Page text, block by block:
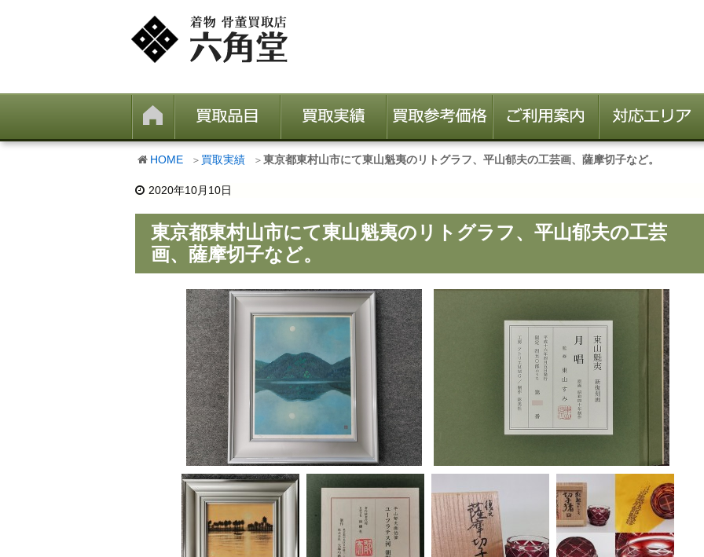
HOME 買取実績 東京都東村山市にて東山魁夷のリトグラフ、平山郁夫の工芸画、薩摩切子など。
2020年10月10日
東京都東村山市にて東山魁夷のリトグラフ、平山郁夫の工芸
画、薩摩切子など。